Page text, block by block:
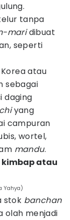
tanpa
maridibuat
seperti
atau
sebagai
daging
yang
campuran
wortel,
mandu.
kimbap atau
Yahya)
stok banchan
olah menjadi